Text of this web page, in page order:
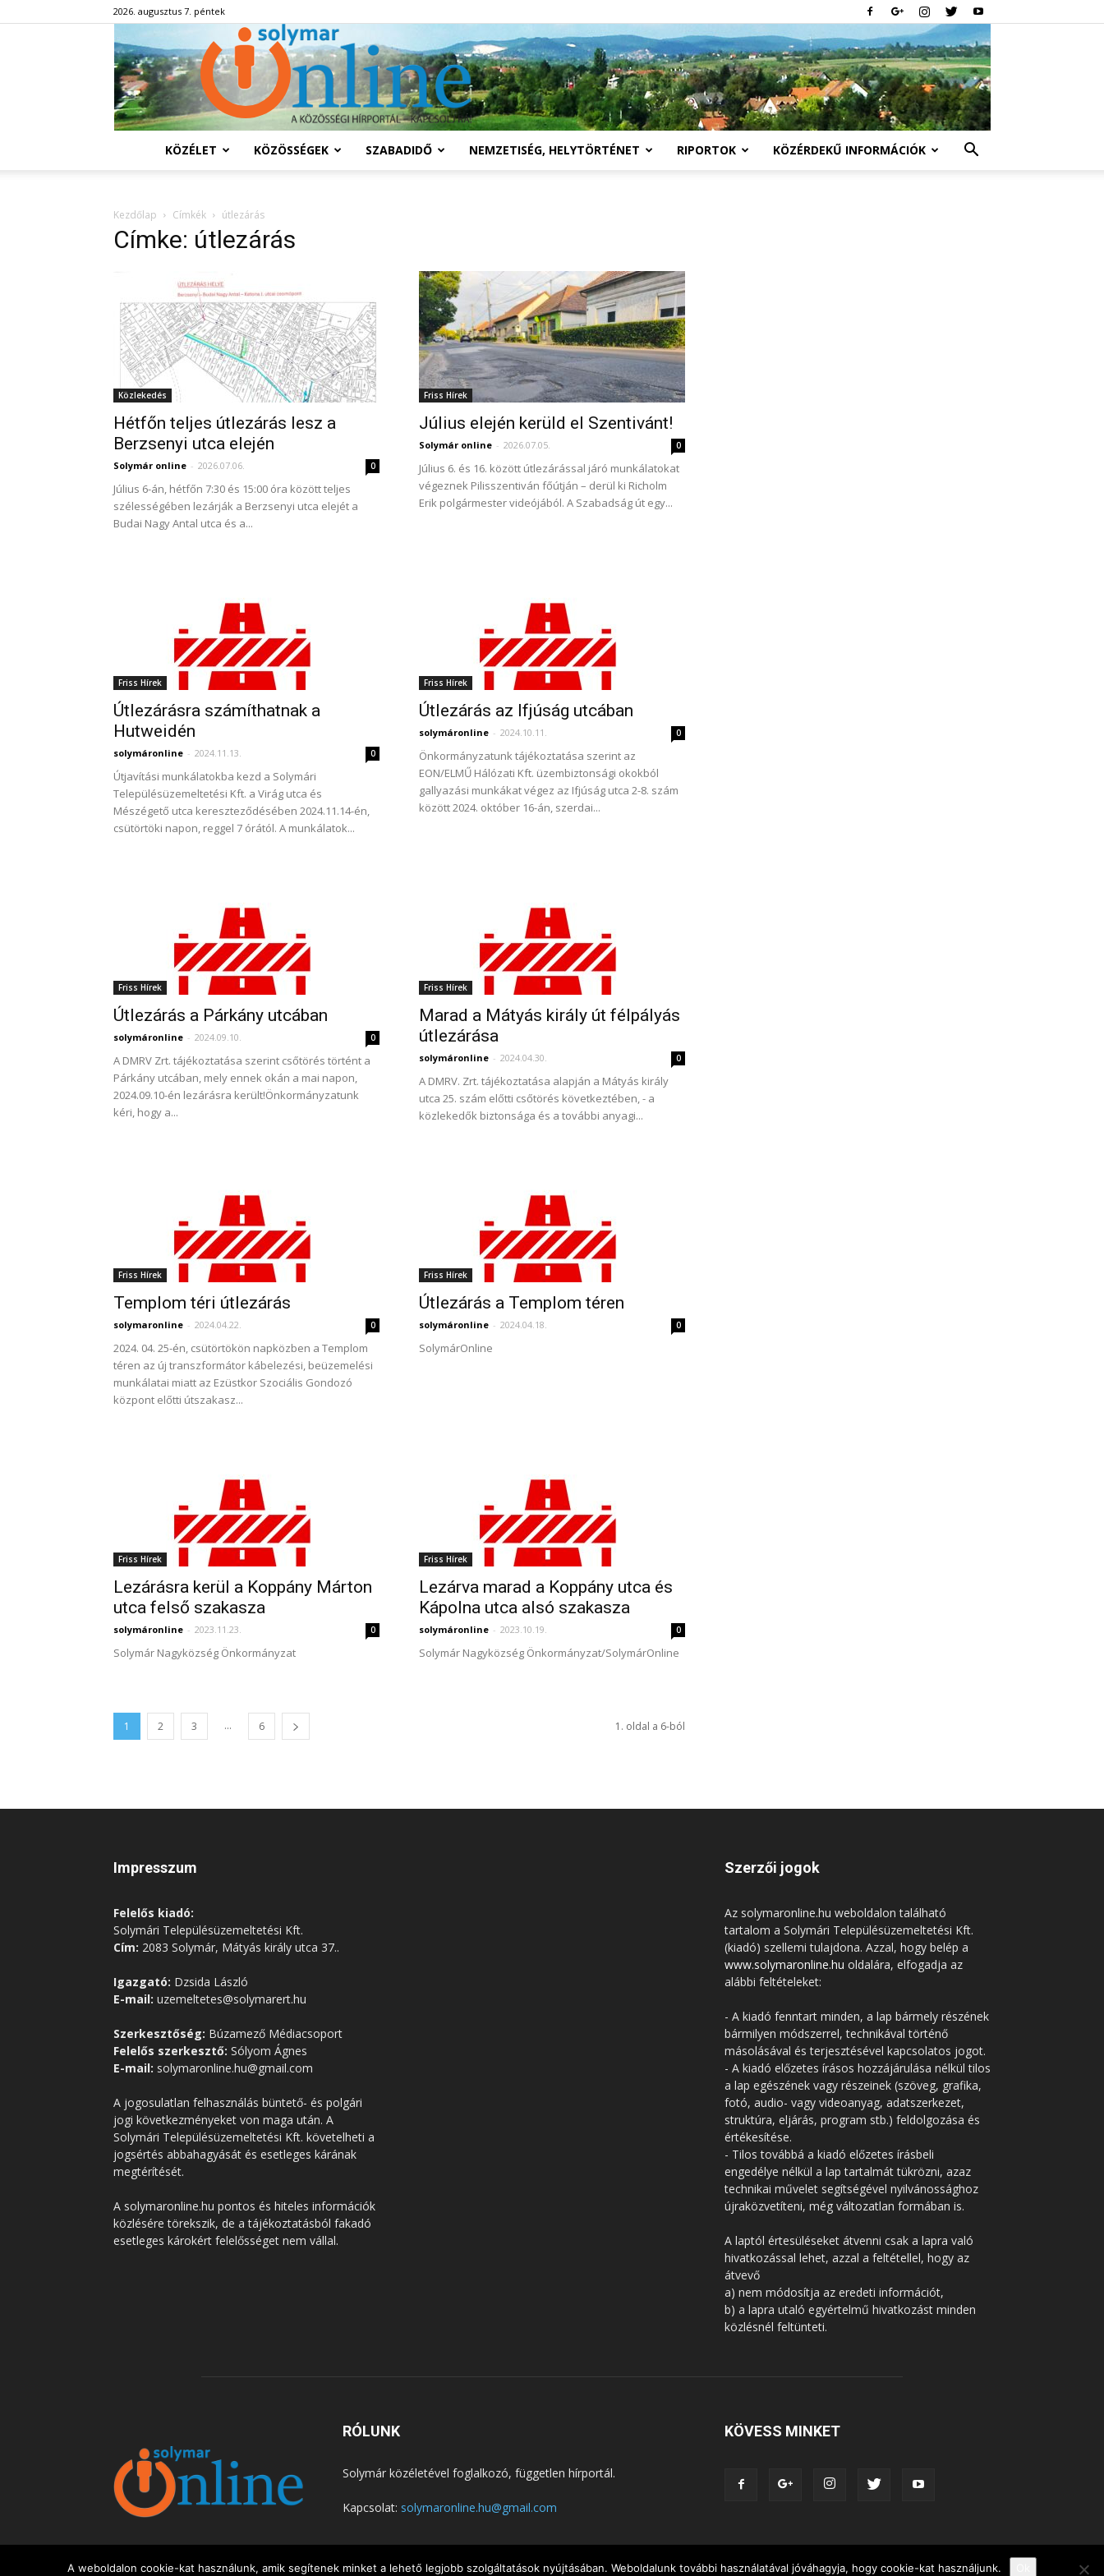
2026. augusztus 7. péntek
Solymár
KÖZÉLET KÖZÖSSÉGEK SZABADIDŐ NEMZETISÉG, HELYTÖRTÉNET RIPORTOK KÖZÉRDEKŰ INFORMÁCIÓK
Kezdőlap Címkék útlezárás
Címke: útlezárás
Közlekedés
Hétfőn teljes útlezárás lesz a
Berzsenyi utca elején
Solymár online - 2026.07.06. 0
Július 6-án, hétfőn 7:30 és 15:00 óra között teljes
szélességében lezárják a Berzsenyi utca elejét a
Budai Nagy Antal utca és a...
Friss Hírek
Július elején kerüld el Szentivánt!
Solymár online - 2026.07.05. 0
Július 6. és 16. között útlezárással járó munkálatokat
végeznek Pilisszentiván főútján – derül ki Richolm
Erik polgármester videójából. A Szabadság út egy...
Friss Hírek
Útlezárásra számíthatnak a
Hutweidén
solymáronline - 2024.11.13. 0
Útjavítási munkálatokba kezd a Solymári
Településüzemeltetési Kft. a Virág utca és
Mészégető utca kereszteződésében 2024.11.14-én,
csütörtöki napon, reggel 7 órától. A munkálatok...
Friss Hírek
Útlezárás az Ifjúság utcában
solymáronline - 2024.10.11. 0
Önkormányzatunk tájékoztatása szerint az
EON/ELMŰ Hálózati Kft. üzembiztonsági okokból
gallyazási munkákat végez az Ifjúság utca 2-8. szám
között 2024. október 16-án, szerdai...
Friss Hírek
Útlezárás a Párkány utcában
solymáronline - 2024.09.10. 0
A DMRV Zrt. tájékoztatása szerint csőtörés történt a
Párkány utcában, mely ennek okán a mai napon,
2024.09.10-én lezárásra került!Önkormányzatunk
kéri, hogy a...
Friss Hírek
Marad a Mátyás király út félpályás
útlezárása
solymáronline - 2024.04.30. 0
A DMRV. Zrt. tájékoztatása alapján a Mátyás király
utca 25. szám előtti csőtörés következtében, - a
közlekedők biztonsága és a további anyagi...
Friss Hírek
Templom téri útlezárás
solymaronline - 2024.04.22. 0
2024. 04. 25-én, csütörtökön napközben a Templom
téren az új transzformátor kábelezési, beüzemelési
munkálatai miatt az Ezüstkor Szociális Gondozó
központ előtti útszakasz...
Friss Hírek
Útlezárás a Templom téren
solymáronline - 2024.04.18. 0
SolymárOnline
Friss Hírek
Lezárásra kerül a Koppány Márton
utca felső szakasza
solymáronline - 2023.11.23. 0
Solymár Nagyközség Önkormányzat
Friss Hírek
Lezárva marad a Koppány utca és
Kápolna utca alsó szakasza
solymáronline - 2023.10.19. 0
Solymár Nagyközség Önkormányzat/SolymárOnline
1 2 3 ... 6 1. oldal a 6-ból
Impresszum
Felelős kiadó:
Solymári Településüzemeltetési Kft.
Cím: 2083 Solymár, Mátyás király utca 37..
Igazgató: Dzsida László
E-mail: uzemeltetes@solymarert.hu
Szerkesztőség: Búzamező Médiacsoport
Felelős szerkesztő: Sólyom Ágnes
E-mail: solymaronline.hu@gmail.com
A jogosulatlan felhasználás büntető- és polgári
jogi következményeket von maga után. A
Solymári Településüzemeltetési Kft. követelheti a
jogsértés abbahagyását és esetleges kárának
megtérítését.
A solymaronline.hu pontos és hiteles információk
közlésére törekszik, de a tájékoztatásból fakadó
esetleges károkért felelősséget nem vállal.
Szerzői jogok
Az solymaronline.hu weboldalon található
tartalom a Solymári Településüzemeltetési Kft.
(kiadó) szellemi tulajdona. Azzal, hogy belép a
www.solymaronline.hu oldalára, elfogadja az
alábbi feltételeket:
- A kiadó fenntart minden, a lap bármely részének
bármilyen módszerrel, technikával történő
másolásával és terjesztésével kapcsolatos jogot.
- A kiadó előzetes írásos hozzájárulása nélkül tilos
a lap egészének vagy részeinek (szöveg, grafika,
fotó, audio- vagy videoanyag, adatszerkezet,
struktúra, eljárás, program stb.) feldolgozása és
értékesítése.
- Tilos továbbá a kiadó előzetes írásbeli
engedélye nélkül a lap tartalmát tükrözni, azaz
technikai művelet segítségével nyilvánossághoz
újraközvetíteni, még változatlan formában is.
A laptól értesüléseket átvenni csak a lapra való
hivatkozással lehet, azzal a feltétellel, hogy az
átvevő
a) nem módosítja az eredeti információt,
b) a lapra utaló egyértelmű hivatkozást minden
közlésnél feltünteti.
RÓLUNK
Solymár közéletével foglalkozó, független hírportál.
Kapcsolat: solymaronline.hu@gmail.com
KÖVESS MINKET
A weboldalon cookie-kat használunk, amik segítenek minket a lehető legjobb szolgáltatások nyújtásában. Weboldalunk további használatával jóváhagyja, hogy cookie-kat használjunk.